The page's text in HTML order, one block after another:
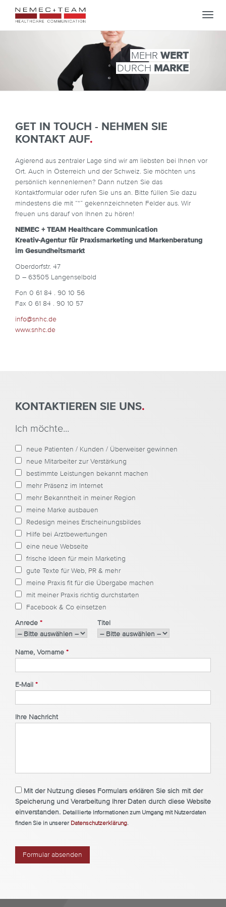
MEHRWERT
DURCH MARKE
GET IN TOUCH - NEHMEN SIE
KONTAKT AUF.
Agierend aus zentraler Lage sind wir am liebsten bei Ihnen vor
Ort. Auch in Österreich und der Schweiz. Sie möchten uns
persönlich kennenlernen? Dann nutzen Sie das
Kontaktformular oder rufen Sie uns an. Bitte füllen Sie dazu
mindestens die mit “*” gekennzeichneten Felder aus. Wir
freuen uns darauf von Ihnen zu hören!
NEMEC + TEAM Healthcare Communication
Kreativ-Agentur für Praxismarketing und Markenberatung
im Gesundheitsmarkt
Oberdorfstr. 47
D – 63505 Langenselbold
Fon 0 61 84 . 90 10 56
Fax 0 61 84 . 90 10 57
info@snhc.de
www.snhc.de
KONTAKTIEREN SIE UNS.
Ich möchte...
neue Patienten / Kunden / Überweiser gewinnen
neue Mitarbeiter zur Verstärkung
bestimmte Leistungen bekannt machen
mehr Präsenz im Internet
mehr Bekanntheit in meiner Region
meine Marke ausbauen
Redesign meines Erscheinungsbildes
Hilfe bei Arztbewertungen
eine neue Webseite
frische Ideen für mein Marketing
gute Texte für Web, PR & mehr
meine Praxis fit für die Übergabe machen
mit meiner Praxis richtig durchstarten
Facebook & Co einsetzen
Anrede * Titel
Name, Vorname *
E-Mail *
Ihre Nachricht
Mit der Nutzung dieses Formulars erklären Sie sich mit der
Speicherung und Verarbeitung Ihrer Daten durch diese Website
einverstanden. Detaillierte Informationen zum Umgang mit Nutzerdaten
finden Sie in unserer Datenschutzerklärung.